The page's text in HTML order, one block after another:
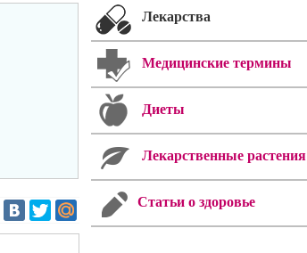
Лекарства
Медицинские термины
Диеты
Лекарственные растения
Статьи о здоровье